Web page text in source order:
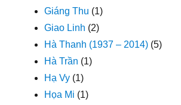
Giáng Thu (1)
Giao Linh (2)
Hà Thanh (1937 – 2014) (5)
Hà Trần (1)
Hạ Vy (1)
Họa Mi (1)